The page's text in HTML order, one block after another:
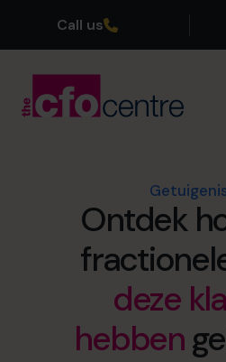
Call us
Getuigenissen
Word lid van ons team
Plan een
Ontdek
deze
hebben